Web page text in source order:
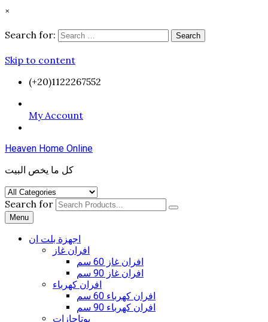
×
Search for:
Search
Skip to content
(+20)1122267552
My Account
Heaven Home Online
كل ما يخص البيت
Search for
Menu
اجهزة بلت ان
افران غاز
افران غاز 60 سم
افران غاز 90 سم
افران كهرباء
افران كهرباء 60 سم
افران كهرباء 90 سم
بوتاجازات